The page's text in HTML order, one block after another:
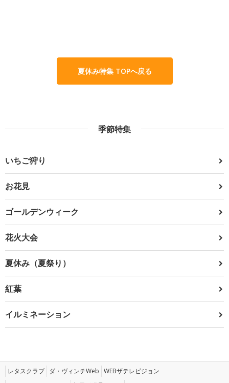
夏休み特集 TOPへ戻る
季節特集
いちご狩り
お花見
ゴールデンウィーク
花火大会
夏休み（夏祭り）
紅葉
イルミネーション
レタスクラブ ダ・ヴィンチWeb WEBザテレビジョン